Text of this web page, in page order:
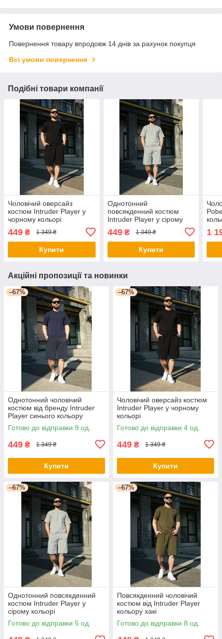
Умови повернення
Повернення товару впродовж 14 днів за рахунок покупця
Всі умови повернення
Подібні товари компанії
Чоловічий оверсайз
костюм Intruder Player у
чорному кольорі
449 ₴ 1 349 ₴
Купити
Однотонний
повсякденний костюм
Intruder Player у сірому
449₴ 1 349 ₴
Купити
1
Акційні пропозиції та новинки
–67%
Однотонний чоловічий
костюм від бренду Intruder
Player синього кольору
Готово до відправки 9 од.
449 ₴ 1 349 ₴
Купити
–67%
Чоловічий оверсайз костюм
Intruder Player у чорному
кольорі
Готово до відправки 4 од.
449 ₴ 1 349 ₴
Купити
–67%
Однотонний повсякденний
костюм Intruder Player у
сірому кольорі
Готово до відправки 5 од.
–67%
Повсякденний чоловічий
костюм від Intruder Player
кольору хакі
Готово до відправки 8 од.